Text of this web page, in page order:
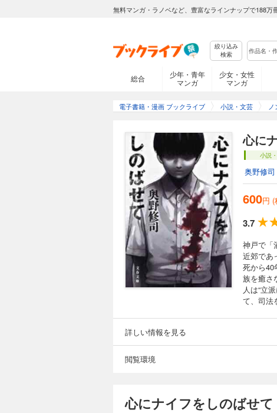
無料マンガ・ラノベなど、豊富なラインナップで188万
絞り込み
検索
総合
少年・青年
マンガ
少女・女性
マンガ
電子書籍・漫画 ブックライブ 小説・文芸
心に
小説
奥野修司
600円 (
3.7
神戸で「
近郊であ
死から40
族を癒さ
人は“立
て、司法
詳しい情報を見る
閲覧環境
心にナイフをしのばせ